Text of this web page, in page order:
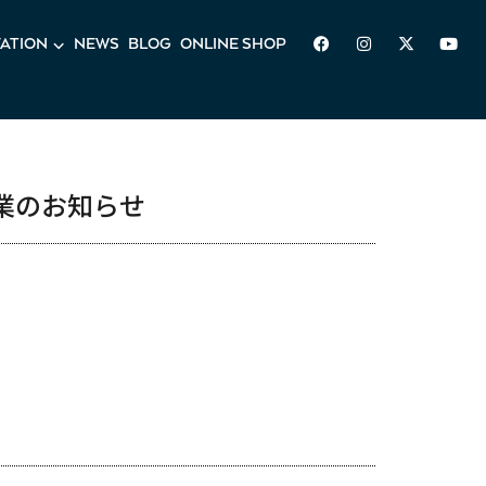
⌵ NEWS BLOG ONLINE SHOP
のお知らせ